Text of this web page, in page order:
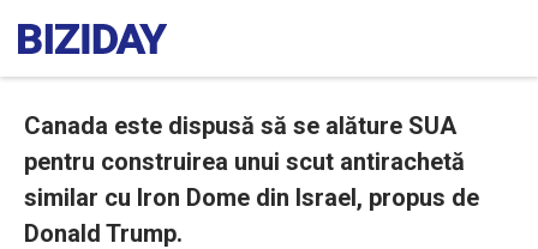
Canada este dispusă să se alăture SUA
pentru construirea unui scut antirachetă
similar cu Iron Dome din Israel, propus de
Donald Trump.